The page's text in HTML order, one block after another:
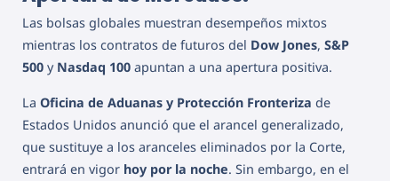
Las bolsas globales muestran desempeños mixtos
mientras los contratos de futuros del Dow Jones, S&P
500 y Nasdaq 100 apuntan a una apertura positiva.
La Oficina de Aduanas y Protección Fronteriza de
Estados Unidos anunció que el arancel generalizado,
que sustituye a los aranceles eliminados por la Corte,
entrará en vigor hoy por la noche. Sin embargo, en el